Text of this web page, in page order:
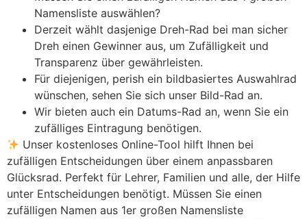
Namensliste auswählen?
Derzeit wählt dasjenige Dreh-Rad bei man sicher
Dreh einen Gewinner aus, um Zufälligkeit und
Transparenz über gewährleisten.
Für diejenigen, perish ein bildbasiertes Auswahlrad
wünschen, sehen Sie sich unser Bild-Rad an.
Wir bieten auch ein Datums-Rad an, wenn Sie ein
zufälliges Eintragung benötigen.
Unser kostenloses Online-Tool hilft Ihnen bei
zufälligen Entscheidungen über einem anpassbaren
Glücksrad. Perfekt für Lehrer, Familien und alle, der Hilfe
unter Entscheidungen benötigt. Müssen Sie einen
zufälligen Namen aus 1er großen Namensliste